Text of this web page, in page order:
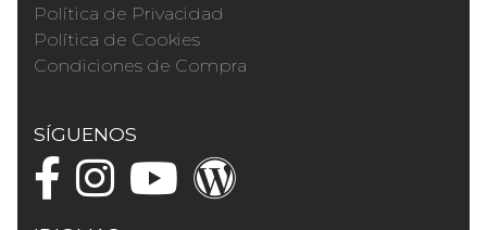
Política de Privacidad
Política de Cookies
Condiciones de Compra
SÍGUENOS